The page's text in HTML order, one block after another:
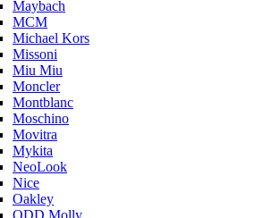
Maybach
MCM
Michael Kors
Missoni
Miu Miu
Moncler
Montblanc
Moschino
Movitra
Mykita
NeoLook
Nice
Oakley
ODD Molly